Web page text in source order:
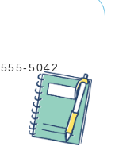
5042